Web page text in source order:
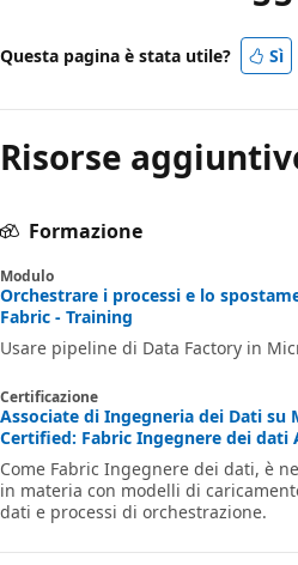
Questa pagina è stata utile? Sì
Risorse
Formazione
Modulo
Orchestrare i processi e lo
Fabric - Training
Usare pipeline di Data Factory in
Certificazione
Associate di Ingegneria dei Dati su
Certified: Fabric Ingegnere dei dati
Come Fabric Ingegnere dei dati, è
in materia con modelli di
dati e processi di orchestrazione.